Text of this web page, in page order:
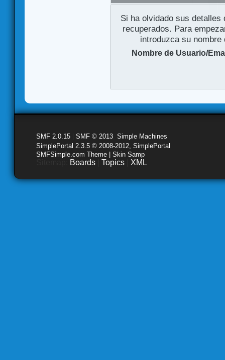
Si ha olvidado sus
recuperados. Para
introduzca su
Nombre de Usuario/
SMF 2.0.15 SMF © 2013 Simple Machines
SimplePortal 2.3.5 © 2008-2012, SimplePortal
SMFSimple.com Theme | Skin Samp
Boards Topics XML